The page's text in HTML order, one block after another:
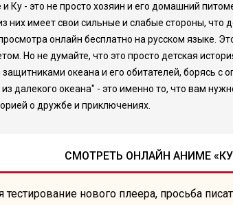
и Ку - это не просто хозяин и его домашний
них имеет свои сильные и слабые стороны,
онлайн бесплатно на русском языке.
Но не думайте, что это просто детская
океана и его обитателей, борясь
далекого океана" - это именно то, что вам
о дружбе и приключениях.
СМОТРЕТЬ ОНЛАЙН АНИМЕ
тестирование нового плеера, просьба